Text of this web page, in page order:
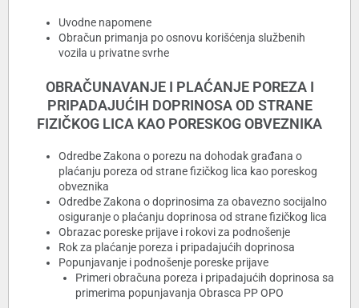
Uvodne napomene
Obračun primanja po osnovu korišćenja službenih
vozila u privatne svrhe
OBRAČUNAVANJE I PLAĆANJE POREZA I
PRIPADAJUĆIH DOPRINOSA OD STRANE
FIZIČKOG LICA KAO PORESKOG OBVEZNIKA
Odredbe Zakona o porezu na dohodak građana o
plaćanju poreza od strane fizičkog lica kao poreskog
obveznika
Odredbe Zakona o doprinosima za obavezno socijalno
osiguranje o plaćanju doprinosa od strane fizičkog lica
Obrazac poreske prijave i rokovi za podnošenje
Rok za plaćanje poreza i pripadajućih doprinosa
Popunjavanje i podnošenje poreske prijave
Primeri obračuna poreza i pripadajućih doprinosa sa
primerima popunjavanja Obrasca PP OPO